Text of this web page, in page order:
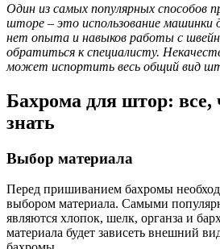
Один из самых популярных способов
шторе – это использование машинки
нет опыта и навыков работы с
обратиться к специалисту.
может испортить весь общий вид
Бахрома для штор: все,
знать
Выбор материала
Перед пришиванием бахромы
выбором материала. Самыми
являются хлопок, шелк, органза и
материала будет зависеть внешний